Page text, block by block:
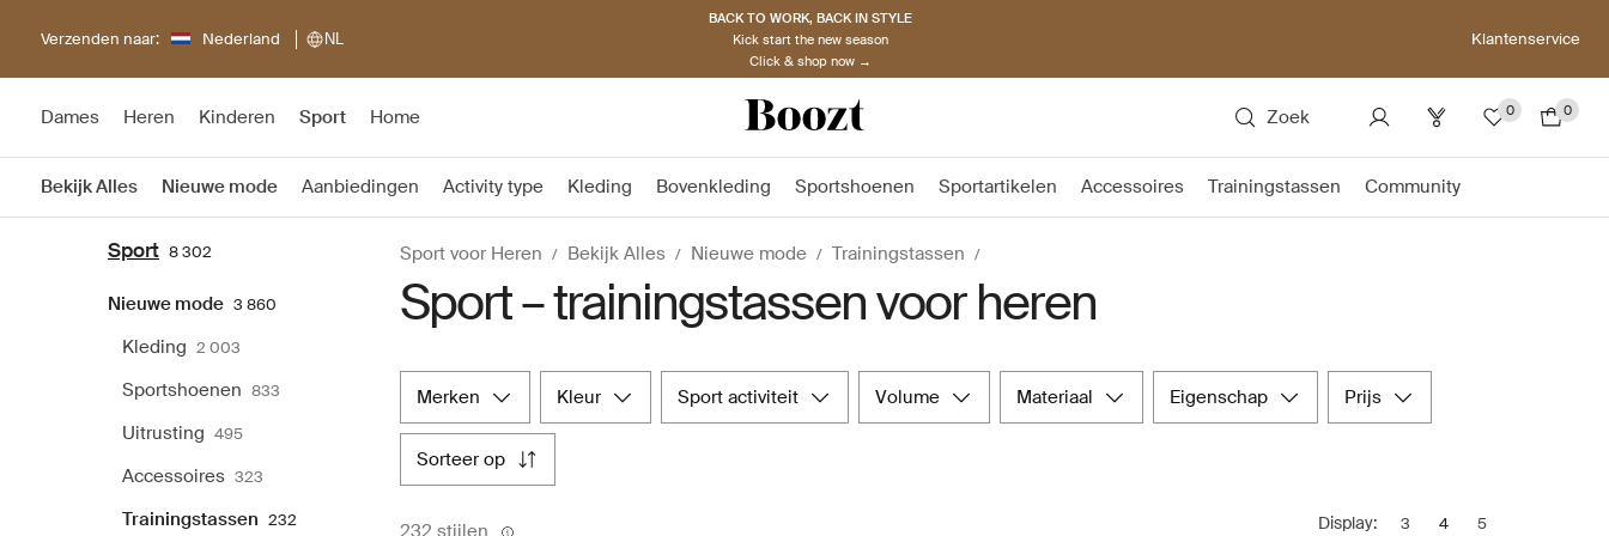
Verzenden naar: Nederland NL
BACK TO WORK, BACK IN STYLE
Kick start the new season
Click & shop now →
Klantenservice
Dames Heren Kinderen Sport Home Zoek 0 0
Bekijk Alles Nieuwe mode Aanbiedingen Activity type Kleding Bovenkleding Sportshoenen Sportartikelen Accessoires Trainingstassen Community
Sport 8 302
Nieuwe mode 3 860
Kleding 2 003
Sportshoenen 833
Uitrusting 495
Accessoires 323
Trainingstassen 232
Sport voor Heren Bekijk Alles Nieuwe mode Trainingstassen
Sport – trainingstassen voor heren
merken kleur sport activiteit volume materiaal eigenschap prijs
sorteer op
232 stijlen Display: 3 4 5